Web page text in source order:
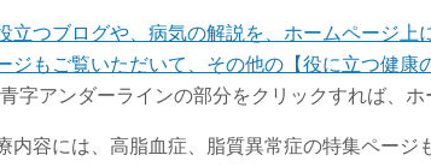
立つブログや、病気の解説を、ホームページ上
ジもご覧いただいて、その他の【役に立つ健康
字アンダーラインの部分をクリックすれば、
内容には、高脂血症、脂質異常症の特集ページ